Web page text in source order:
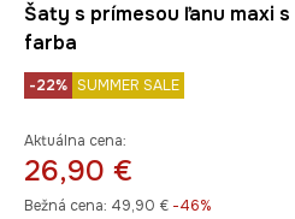
Šaty s prímesou ľanu maxi
farba
-22% SUMMER SALE
Aktuálna cena:
26,90 €
Bežná cena: 49,90 € -46%